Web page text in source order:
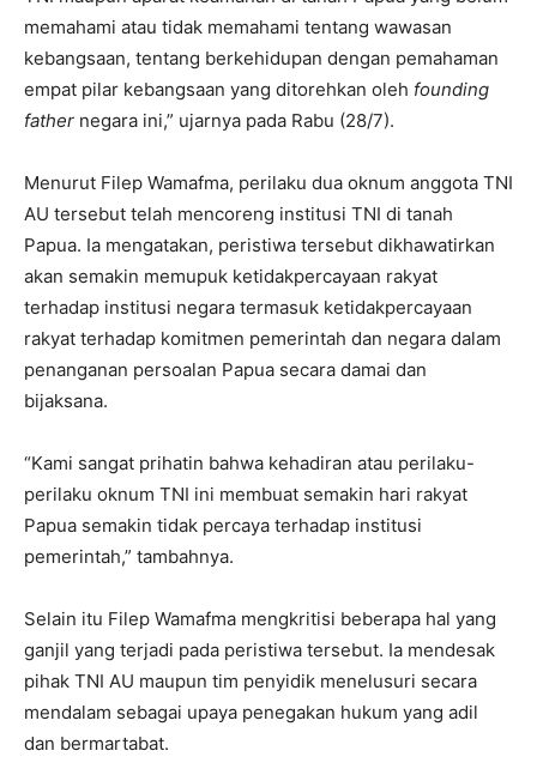
memahami atau tidak memahami tentang wawasan
kebangsaan, tentang berkehidupan dengan pemahaman
empat pilar kebangsaan yang ditorehkan oleh founding
father negara ini,” ujarnya pada Rabu (28/7).
Menurut Filep Wamafma, perilaku dua oknum anggota TNI
AU tersebut telah mencoreng institusi TNI di tanah
Papua. Ia mengatakan, peristiwa tersebut dikhawatirkan
akan semakin memupuk ketidakpercayaan rakyat
terhadap institusi negara termasuk ketidakpercayaan
rakyat terhadap komitmen pemerintah dan negara dalam
penanganan persoalan Papua secara damai dan
bijaksana.
“Kami sangat prihatin bahwa kehadiran atau perilaku-
perilaku oknum TNI ini membuat semakin hari rakyat
Papua semakin tidak percaya terhadap institusi
pemerintah,” tambahnya.
Selain itu Filep Wamafma mengkritisi beberapa hal yang
ganjil yang terjadi pada peristiwa tersebut. Ia mendesak
pihak TNI AU maupun tim penyidik menelusuri secara
mendalam sebagai upaya penegakan hukum yang adil
dan bermartabat.